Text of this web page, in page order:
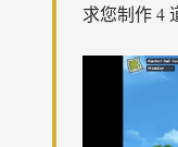
求您制作 4